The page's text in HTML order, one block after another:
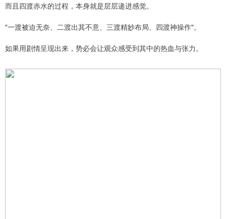
而且四渡赤水的过程，本身就是层层递进感觉。
"一渡被迫无奈、二渡出其不意、三渡精妙布局、四渡神操作"。
如果用剧情呈现出来，势必会让观众感受到其中的热血与张力。